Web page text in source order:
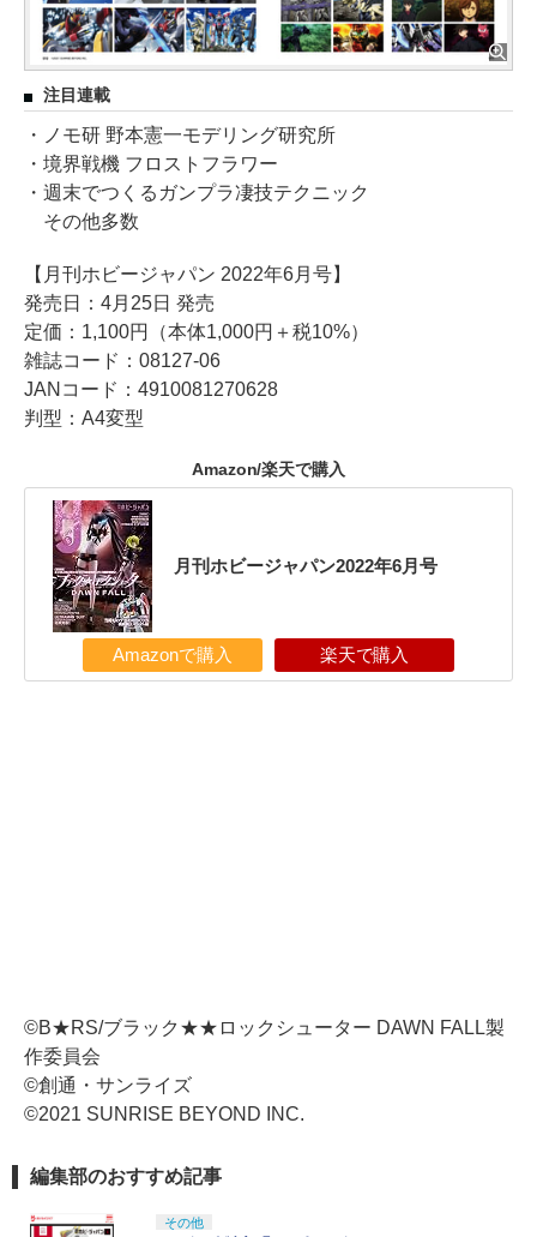
注目連載
・ノモ研 野本憲一モデリング研究所
・境界戦機 フロストフラワー
・週末でつくるガンプラ凄技テクニック
その他多数
【月刊ホビージャパン 2022年6月号】
発売日：4月25日 発売
定価：1,100円（本体1,000円＋税10%）
雑誌コード：08127-06
JANコード：4910081270628
判型：A4変型
Amazon/楽天で購入
月刊ホビージャパン2022年6月号
Amazonで購入 楽天で購入
©B★RS/ブラック★★ロックシューター DAWN FALL製
作委員会
©創通・サンライズ
©2021 SUNRISE BEYOND INC.
編集部のおすすめ記事
その他